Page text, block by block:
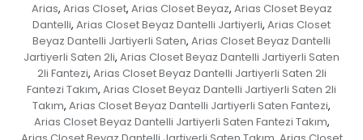
Arias, Arias Closet, Arias Closet Beyaz, Arias Closet Beyaz
Dantelli, Arias Closet Beyaz Dantelli Jartiyerli, Arias Closet
Beyaz Dantelli Jartiyerli Saten, Arias Closet Beyaz Dantelli
Jartiyerli Saten 2li, Arias Closet Beyaz Dantelli Jartiyerli Saten
2li Fantezi, Arias Closet Beyaz Dantelli Jartiyerli Saten 2li
Fantezi Takım, Arias Closet Beyaz Dantelli Jartiyerli Saten 2li
Takım, Arias Closet Beyaz Dantelli Jartiyerli Saten Fantezi,
Arias Closet Beyaz Dantelli Jartiyerli Saten Fantezi Takım,